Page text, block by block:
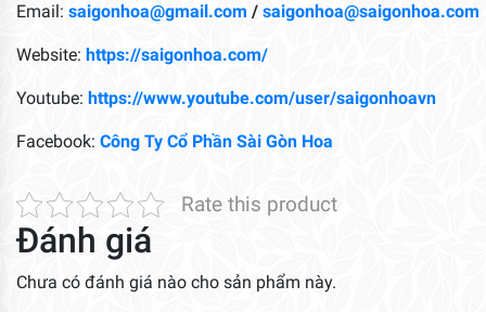
Email: saigonhoa@gmail.com / saigonhoa@saigonhoa.com
Website: https://saigonhoa.com/
Youtube: https://www.youtube.com/user/saigonhoavn
Facebook: Công Ty Cổ Phần Sài Gòn Hoa
Rate this product
Đánh giá
Chưa có đánh giá nào cho sản phẩm này.